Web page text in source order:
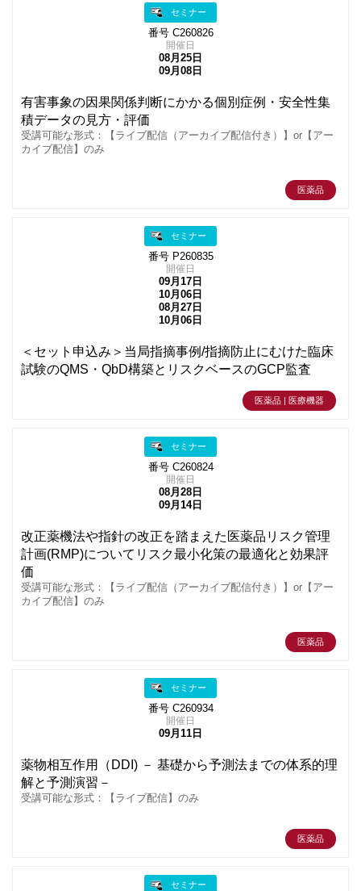
セミナー
番号 C260826
開催日
08月25日
09月08日
有害事象の因果関係判断にかかる個別症例・安全性集
積データの見方・評価
受講可能な形式：【ライブ配信（アーカイブ配信付き）】or【アー
カイブ配信】のみ
医薬品
セミナー
番号 P260835
開催日
09月17日
10月06日
08月27日
10月06日
＜セット申込み＞当局指摘事例/指摘防止にむけた臨床
試験のQMS・QbD構築とリスクベースのGCP監査
医薬品 | 医療機器
セミナー
番号 C260824
開催日
08月28日
09月14日
改正薬機法や指針の改正を踏まえた医薬品リスク管理
計画(RMP)についてリスク最小化策の最適化と効果評
価
受講可能な形式：【ライブ配信（アーカイブ配信付き）】or【アー
カイブ配信】のみ
医薬品
セミナー
番号 C260934
開催日
09月11日
薬物相互作用（DDI) － 基礎から予測法までの体系的理
解と予測演習－
受講可能な形式：【ライブ配信】のみ
医薬品
セミナー